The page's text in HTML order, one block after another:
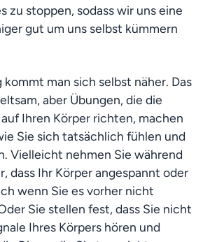
zu stoppen, sodass wir uns eine
gut um uns selbst kümmern
man sich selbst näher. Das
aber Übungen, die die
Ihren Körper richten, machen
Sie sich tatsächlich fühlen und
Vielleicht nehmen Sie während
dass Ihr Körper angespannt oder
wenn Sie es vorher nicht
Sie stellen fest, dass Sie nicht
Ihres Körpers hören und